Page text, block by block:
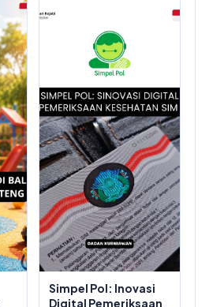
Simpel Pol: Inovasi
Digital Pemeriksaan